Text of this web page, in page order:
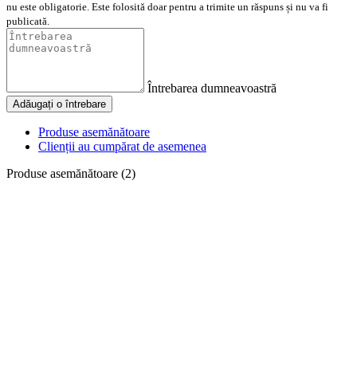
nu este obligatorie. Este folosită doar pentru a trimite un răspuns și nu va fi
publicată.
Întrebarea dumneavoastră
Adăugați o întrebare
Produse asemănătoare
Clienții au cumpărat de asemenea
Produse asemănătoare (2)